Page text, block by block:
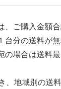
、ご購入金額
台分の送料が無
場合は送料
地域別の送料